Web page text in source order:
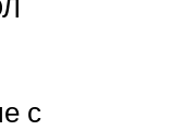
с